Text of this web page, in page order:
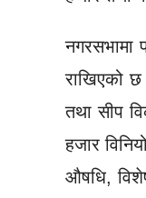
नगरसभामा
राखिएको
तथा सीप
हजार
औषधि,